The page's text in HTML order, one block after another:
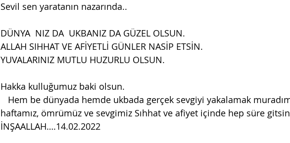
Sevil sen yaratanın nazarında..
DÜNYA  NIZ DA  UKBANIZ DA GÜZEL OLSUN.
ALLAH SIHHAT VE AFİYETLİ GÜNLER NASİP ETSİN.
YUVALARINIZ MUTLU HUZURLU OLSUN.
Hakka kulluğumuz baki olsun.
haftamız, ömrümüz ve sevgimiz Sıhhat ve afiyet içinde hep süre gitsin
İNŞAALLAH….14.02.2022